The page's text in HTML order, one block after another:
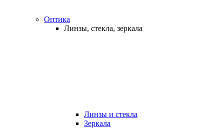
Оптика
Линзы, стекла, зеркала
Линзы и стекла
Зеркала